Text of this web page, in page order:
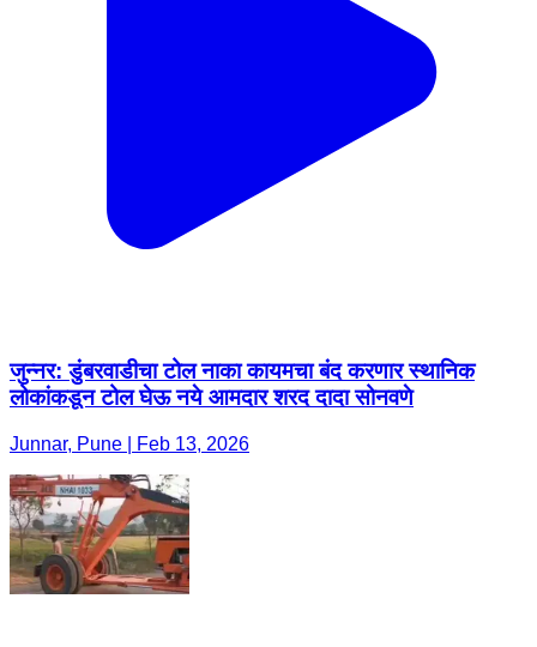
जुन्नर: डुंबरवाडीचा टोल नाका कायमचा बंद करणार स्थानिक
लोकांकडून टोल घेऊ नये आमदार शरद दादा सोनवणे
Junnar, Pune | Feb 13, 2026